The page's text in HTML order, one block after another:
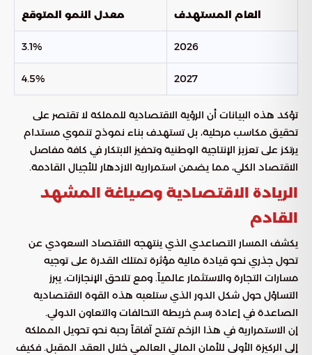
العام المستهدف
معدل النمو المتوقع
2026
3.1%
2027
4.5%
تؤكد هذه البيانات أن الرؤية الاقتصادية للمملكة لا تقتصر على
تحقيق مكاسب مرحلية، بل تستهدف بناء نموذج تنموي مستدام
يرتكز على تعزيز الإنتاجية الوطنية وتحفيز الابتكار في كافة مفاصل
الاقتصاد الكلي، مما يضمن استمرارية الازدهار للأجيال القادمة.
الريادة الاقتصادية وصياغة المشهد
القادم
يكشف المسار التصاعدي الذي ينتهجه الاقتصاد السعودي عن
تحول جذري نحو قيادة مالية مؤثرة تمتلك القدرة على توجيه
مسارات التجارة والاستثمار عالمياً. ومع تلاحق الإنجازات، يبرز
التساؤل حول شكل الدور الذي ستلعبه هذه القوة الاقتصادية
الصاعدة في إعادة رسم خريطة التحالفات والتعاون الدولي.
إن الاستمرارية في هذا الزخم تفتح آفاقاً رحبة نحو تحويل المملكة
إلى الركيزة الأولى للأمان المالي العالمي خلال العقد المقبل. فكيف